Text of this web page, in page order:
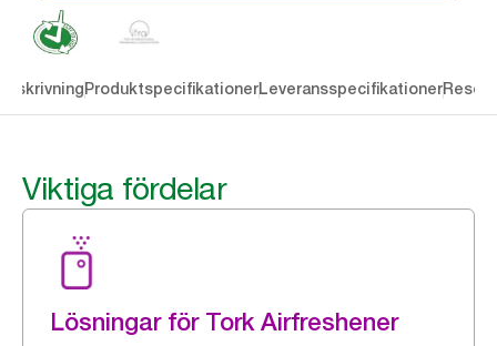
ProduktspecifikationerLeveransspecifikationer
Viktiga fördelar
Lösningar för Tork Airfreshener